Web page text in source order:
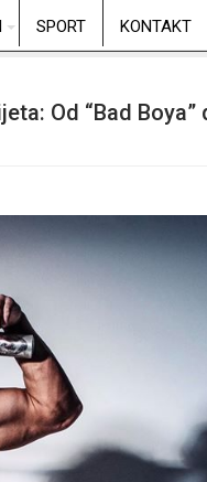
SPORT KONTAKT
Od “Bad